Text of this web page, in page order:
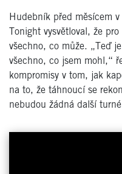
Hudebník před měsícem
Tonight vysvětloval, že
všechno, co může. „Teď
všechno, co jsem mohl,“
kompromisy v tom, jak
na to, že táhnoucí se
nebudou žádná další